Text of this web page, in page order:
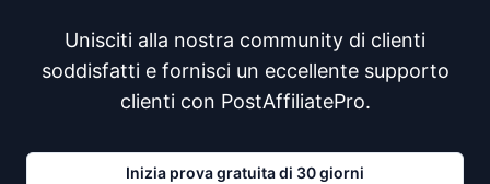
Unisciti alla nostra community di clienti
soddisfatti e fornisci un eccellente supporto
clienti con PostAffiliatePro.
Inizia prova gratuita di 30 giorni